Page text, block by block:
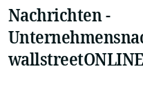
Nachrichten -
wallstreetONLINE